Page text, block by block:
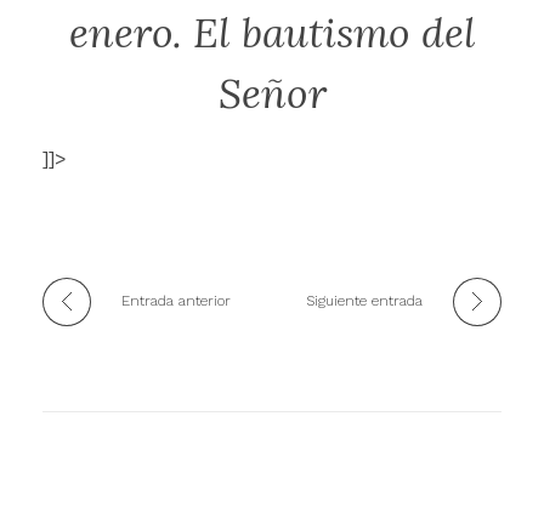
enero. El bautismo del
Señor
]]>
Entrada anterior Siguiente entrada